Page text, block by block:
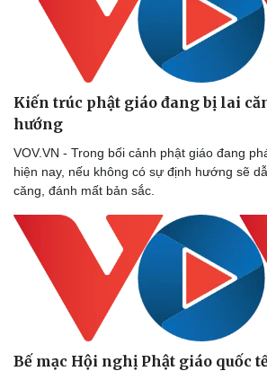
Kiến trúc phật giáo đang bị lai
hướng
VOV.VN - Trong bối cảnh phật giáo đang
hiện nay, nếu không có sự định hướng sẽ
căng, đánh mất bản sắc.
Bế mạc Hội nghị Phật giáo quốc